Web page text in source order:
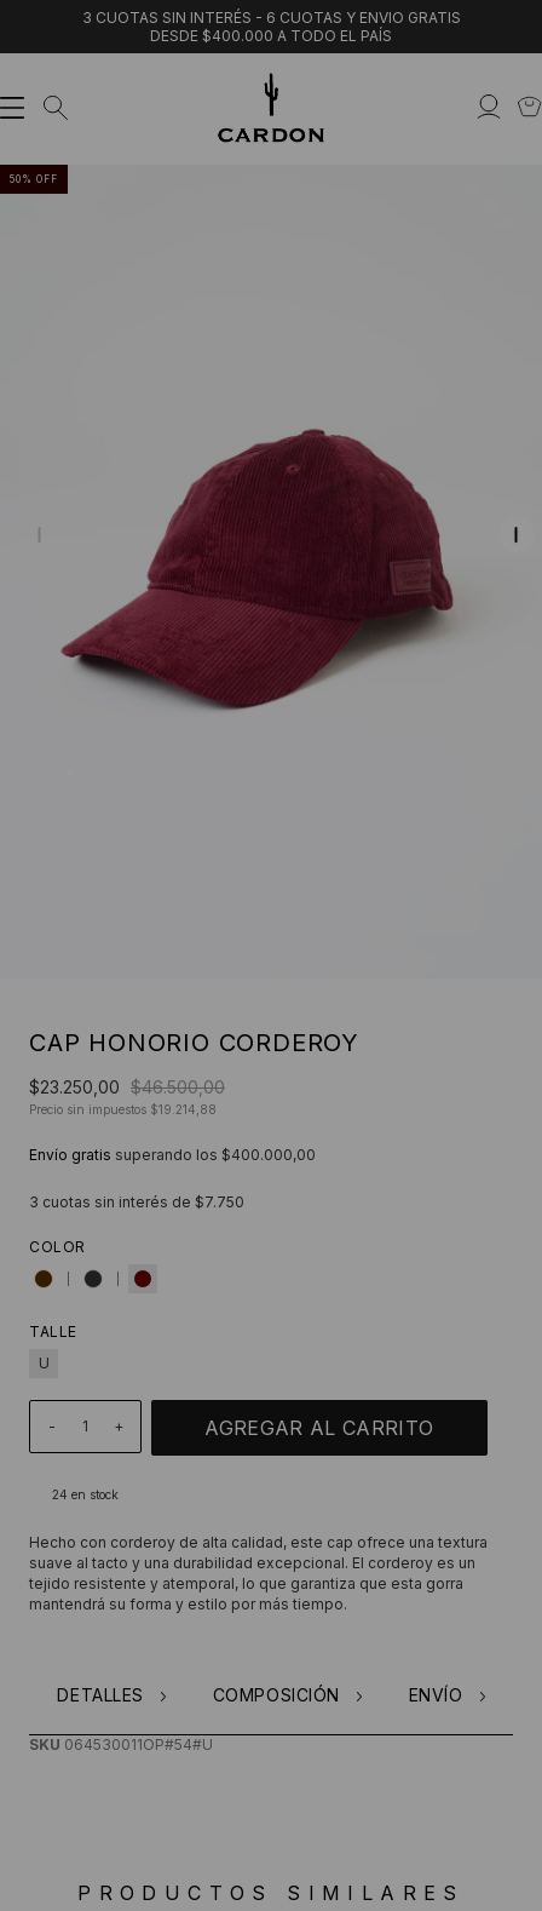
3 CUOTAS SIN INTERÉS - 6 CUOTAS Y ENVIO GRATIS
DESDE $400.000 A TODO EL PAÍS
50 % OFF
CAP HONORIO CORDEROY
$23.250,00 $46.500,00
Precio sin impuestos $19.214,88
Envío gratis superando los $400.000,00
3 cuotas sin interés de $7.750
COLOR
TALLE
U
- +
24 en stock
Hecho con corderoy de alta calidad, este cap ofrece una textura
suave al tacto y una durabilidad excepcional. El corderoy es un
tejido resistente y atemporal, lo que garantiza que esta gorra
mantendrá su forma y estilo por más tiempo.
DETALLES COMPOSICIÓN ENVÍO
SKU 064530011OP#54#U
PRODUCTOS SIMILARES